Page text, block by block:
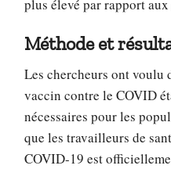
plus élevé par rapport
Méthode et
Les chercheurs ont voulu
vaccin contre le COVID
nécessaires pour les
que les travailleurs de
COVID-19 est